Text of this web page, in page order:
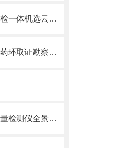
多功能食品安全综合快检一体机选云唐科技精选多功能食品安全综合快检一体机
食品安全公益诉讼与食药环取证勘察箱选购指南厂家推荐市场行业深度分析
国产稻谷食品重金属含量检测仪全景解析：2026年品牌性价比对比测评